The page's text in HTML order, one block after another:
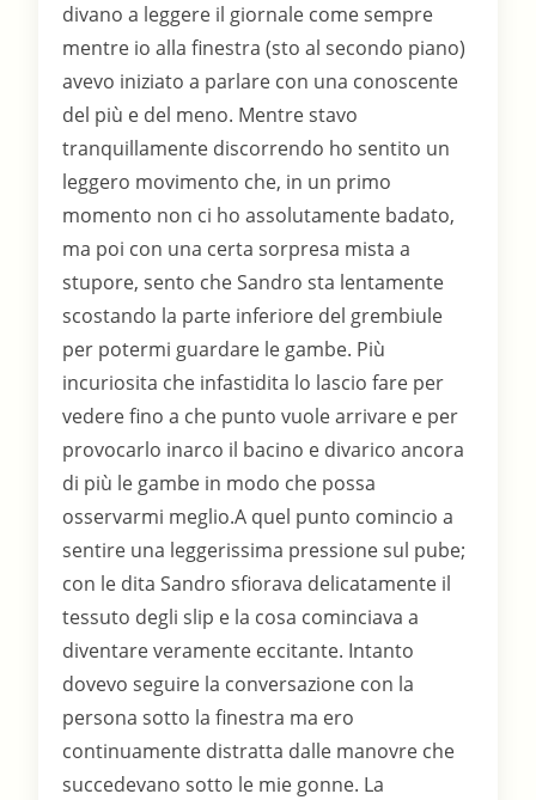
divano a leggere il giornale come sempre
mentre io alla finestra (sto al secondo piano)
avevo iniziato a parlare con una conoscente
del più e del meno. Mentre stavo
tranquillamente discorrendo ho sentito un
leggero movimento che, in un primo
momento non ci ho assolutamente badato,
ma poi con una certa sorpresa mista a
stupore, sento che Sandro sta lentamente
scostando la parte inferiore del grembiule
per potermi guardare le gambe. Più
incuriosita che infastidita lo lascio fare per
vedere fino a che punto vuole arrivare e per
provocarlo inarco il bacino e divarico ancora
di più le gambe in modo che possa
osservarmi meglio.A quel punto comincio a
sentire una leggerissima pressione sul pube;
con le dita Sandro sfiorava delicatamente il
tessuto degli slip e la cosa cominciava a
diventare veramente eccitante. Intanto
dovevo seguire la conversazione con la
persona sotto la finestra ma ero
continuamente distratta dalle manovre che
succedevano sotto le mie gonne. La